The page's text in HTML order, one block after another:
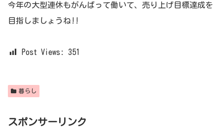
今年の大型連休もがんばって働いて、売り上げ目標達成を
目指しましょうね!!
Post Views: 351
暮らし
スポンサーリンク